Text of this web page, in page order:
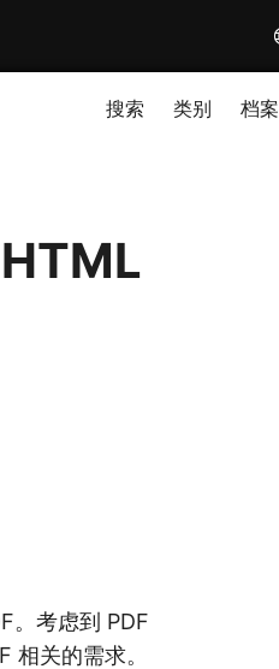
搜索 类别 档案
。考虑到 PDF
相关的需求。